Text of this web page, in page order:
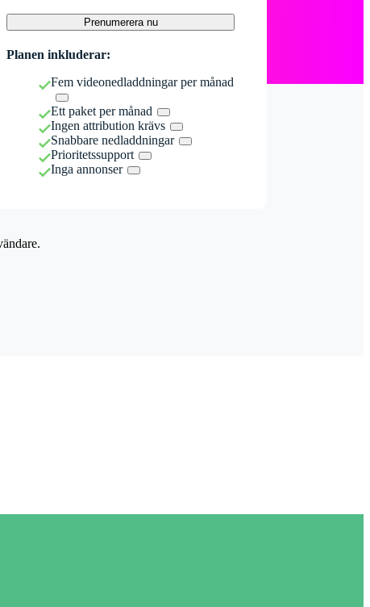
Prenumerera nu
Planen inkluderar:
Fem videonedladdningar per månad
Ett paket per månad
Ingen attribution krävs
Snabbare nedladdningar
Prioritetssupport
Inga annonser